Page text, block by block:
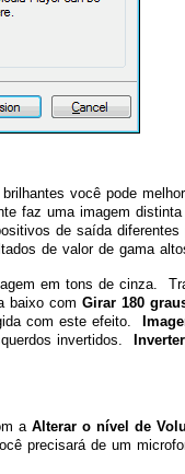
você pode
faz uma imagem
de saída
de valor de gama
em tons de cinza.
baixo com Girar 180
com este efeito.
invertidos.
a Alterar o nível de
precisará de um